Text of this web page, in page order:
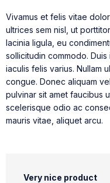
Vivamus et felis vitae
ultrices sem nisl, ut
lacinia ligula, eu
sollicitudin commodo.
iaculis felis varius. Nullam
congue. Donec aliquam
pulvinar sit amet faucibus
scelerisque odio ac
mauris vitae, aliquet arcu.
Very nice product